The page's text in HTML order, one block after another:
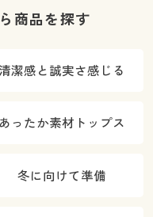
商品を探す
清潔感と誠実さ感じる
あったか素材トップス
冬に向けて準備